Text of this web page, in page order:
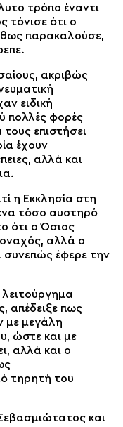
τρόπο έναντι
τόνισε ότι ο
παρακαλούσε,
ακριβώς
ειδική
πολλές φορές
επιστήσει
έχουν
αλλά και
η Εκκλησία στη
τόσο αυστηρό
ότι ο Όσιος
αλλά ο
συνεπώς έφερε την
απέδειξε πως
με μεγάλη
ώστε και με
αλλά και ο
τηρητή του
και